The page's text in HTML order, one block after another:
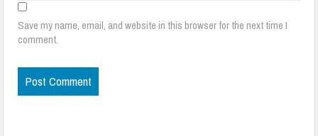
Save my name, email, and website in this browser for the next time I
comment.